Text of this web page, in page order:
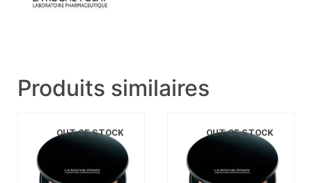
Produits similaires
OUT OF STOCK OUT OF STOCK